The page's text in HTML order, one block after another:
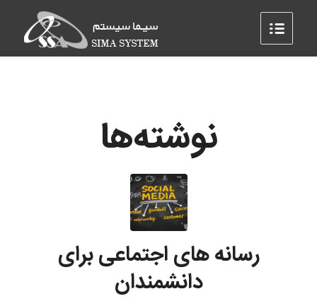
نوشته‌ها
رسانه های اجتماعی برای
دانشمندان